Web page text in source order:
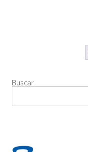
Buscar